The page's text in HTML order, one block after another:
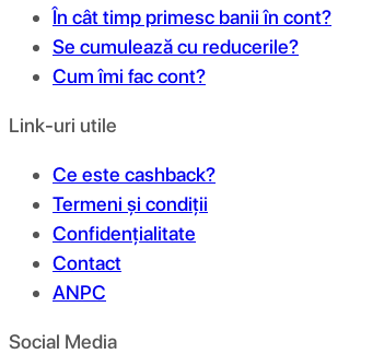
În cât timp primesc banii în cont?
Se cumulează cu reducerile?
Cum îmi fac cont?
Link-uri utile
Ce este cashback?
Termeni și condiții
Confidențialitate
Contact
ANPC
Social Media